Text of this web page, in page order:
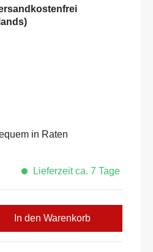
in Raten
Lieferzeit ca. 7 Tage
In den Warenkorb